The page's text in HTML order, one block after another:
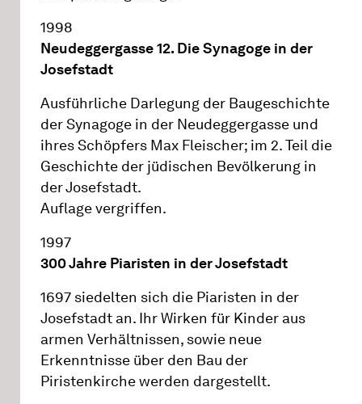
1998
Neudeggergasse 12. Die Synagoge in der
Josefstadt
Ausführliche Darlegung der Baugeschichte
der Synagoge in der Neudeggergasse und
ihres Schöpfers Max Fleischer; im 2. Teil die
Geschichte der jüdischen Bevölkerung in
der Josefstadt.
Auflage vergriffen.
1997
300 Jahre Piaristen in der Josefstadt
1697 siedelten sich die Piaristen in der
Josefstadt an. Ihr Wirken für Kinder aus
armen Verhältnissen, sowie neue
Erkenntnisse über den Bau der
Piristenkirche werden dargestellt.